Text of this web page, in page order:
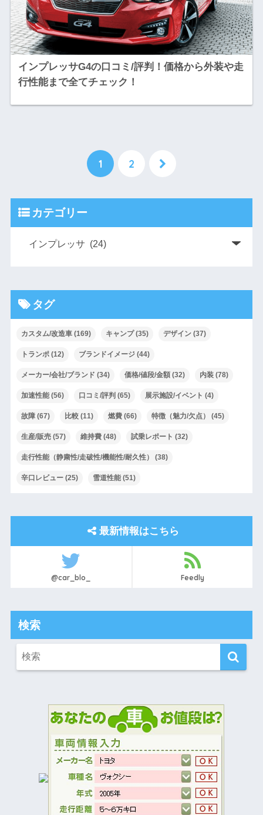
インプレッサG4の口コミ/評判！価格から外装や走
行性能まで全てチェック！
1 2
カテゴリー
タグ
カスタム/改造車(169) キャンプ(35) デザイン(37)
トランポ(12) ブランドイメージ(44)
メーカー/会社/ブランド (34) 価格/値段/金額(32) 内装(78)
加速性能(56) 口コミ/評判 (65) 展示施設/イベント (4)
故障(67) 比較(11) 燃費(66) 特徴（魅力/欠点） (45)
生産/販売(57) 維持費(48) 試乗レポート (32)
走行性能（静粛性/走破性/機能性/耐久性） (38)
辛口レビュー(25) 雪道性能(51)
最新情報はこちら
@car_blo_ Feedly
検索